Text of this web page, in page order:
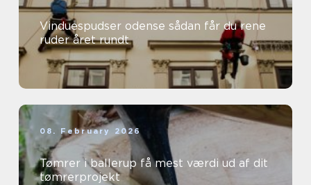
Vinduespudser odense sådan får du rene
ruder året rundt
08. February 2026
Tømrer i ballerup få mest værdi ud af dit
tømrerprojekt